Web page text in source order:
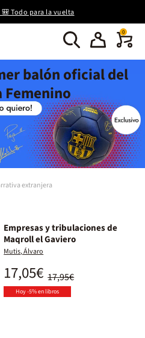
Todo para la vuelta
0
balón oficial del
Femenino
extranjera
Empresas y tribulaciones de
Maqroll el Gaviero
Mutis, Álvaro
17,95€
17,05€
Hoy -5% en libros